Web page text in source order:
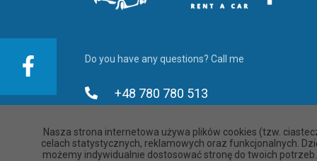
Do you have any questions? Call me
+48 780 780 513
+48 780 780 713
Nasza strona internetowa używa plików cookies (tzw.
celach statystycznych, reklamowych oraz funkcjonalnych.
możemy indywidualnie dostosować stronę do twoich